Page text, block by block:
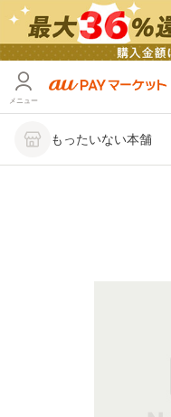
メニュー
もったいない本舗